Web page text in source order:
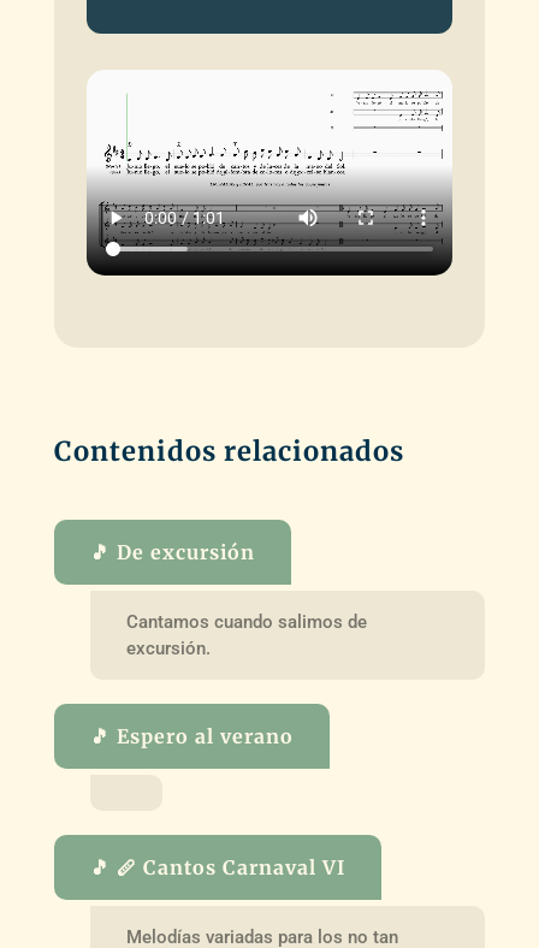
Contenidos relacionados
🎵 De excursión
Cantamos cuando salimos de
excursión.
🎵 Espero al verano
🎵 🪈 Cantos Carnaval VI
Melodías variadas para los no tan